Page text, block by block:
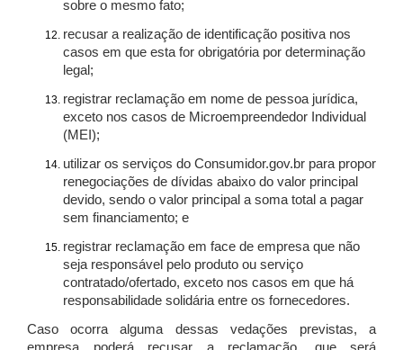
sobre o mesmo fato;
recusar a realização de identificação positiva nos
casos em que esta for obrigatória por determinação
legal;
registrar reclamação em nome de pessoa jurídica,
exceto nos casos de Microempreendedor Individual
(MEI);
utilizar os serviços do Consumidor.gov.br para propor
renegociações de dívidas abaixo do valor principal
devido, sendo o valor principal a soma total a pagar
sem financiamento; e
registrar reclamação em face de empresa que não
seja responsável pelo produto ou serviço
contratado/ofertado, exceto nos casos em que há
responsabilidade solidária entre os fornecedores.
Caso ocorra alguma dessas vedações previstas, a